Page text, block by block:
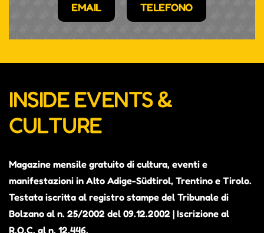
EMAIL TELEFONO
INSIDE EVENTS &
CULTURE
Magazine mensile gratuito di cultura, eventi e
manifestazioni in Alto Adige-Südtirol, Trentino e Tirolo.
Testata iscritta al registro stampe del Tribunale di
Bolzano al n. 25/2002 del 09.12.2002 | Iscrizione al
R.O.C. al n. 12.446.